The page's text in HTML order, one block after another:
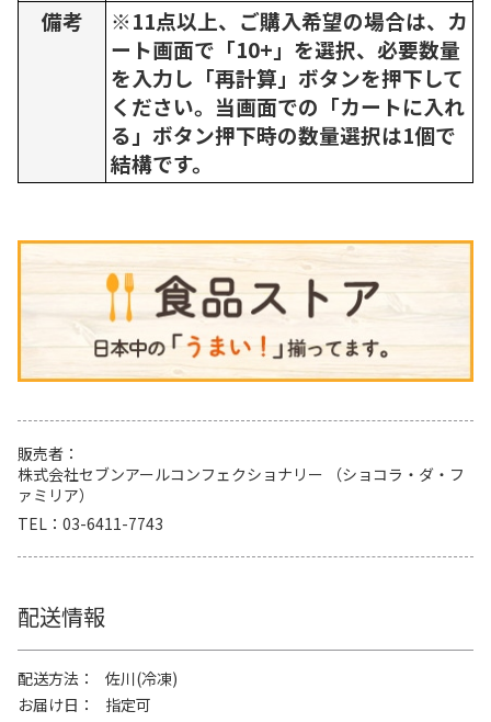
備考
※11点以上、ご購入希望の場合は、カ
ート画面で「10+」を選択、必要数量
を入力し「再計算」ボタンを押下して
ください。当画面での「カートに入れ
る」ボタン押下時の数量選択は1個で
結構です。
販売者
株式会社セブンアールコンフェクショナリー （ショコラ・ダ・フ
ァミリア）
TEL
03-6411-7743
配送情報
配送方法
佐川(冷凍)
お届け日
指定可